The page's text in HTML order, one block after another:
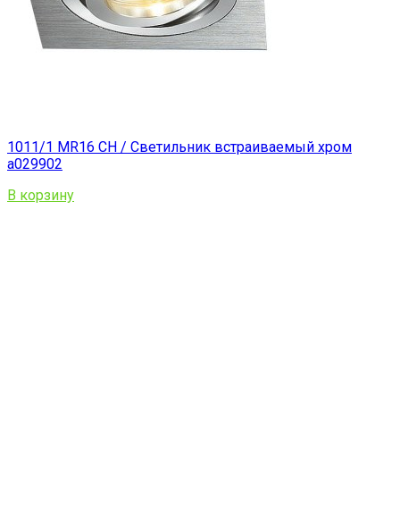
1011/1 MR16 CH / Светильник встраиваемый хром
a029902
В корзину